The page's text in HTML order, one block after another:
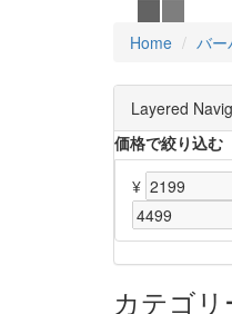
Home バー
Layered
価格で絞り込む
¥
カテゴリ